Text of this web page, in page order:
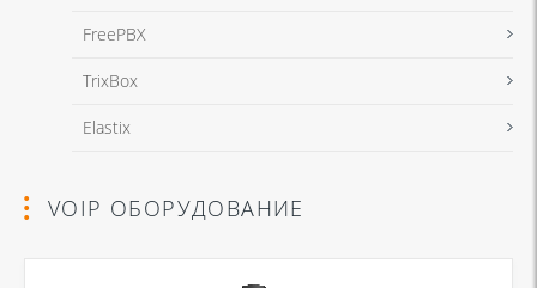
Я даю согласие на обработку моих персональных данных для связи
в соответствии с
данныхиПолитикой конфиденциальности
FreePBX
TrixBox
Elastix
VOIP ОБОРУДОВАНИЕ